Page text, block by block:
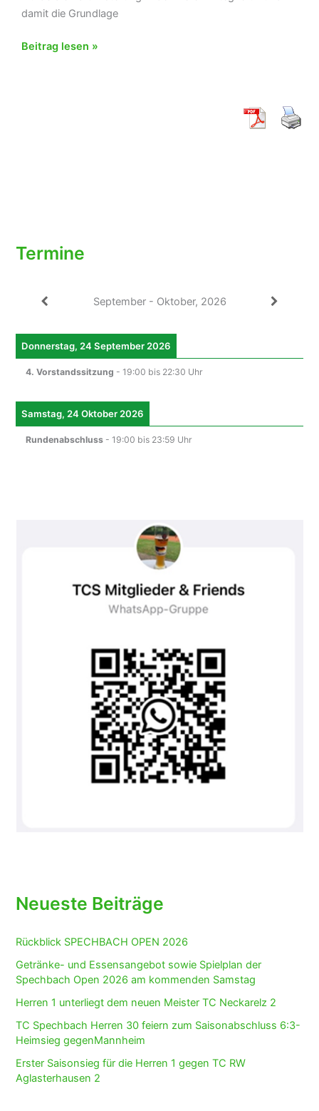
Termine
September - Oktober, 2026
Donnerstag, 24 September 2026
4. Vorstandssitzung - 19:00 bis 22:30 Uhr
Samstag, 24 Oktober 2026
Rundenabschluss - 19:00 bis 23:59 Uhr
Neueste Beiträge
Rückblick SPECHBACH OPEN 2026
Getränke- und Essensangebot sowie Spielplan der
Spechbach Open 2026 am kommenden Samstag
Herren 1 unterliegt dem neuen Meister TC Neckarelz 2
TC Spechbach Herren 30 feiern zum Saisonabschluss 6:3-
Heimsieg gegenMannheim
Erster Saisonsieg für die Herren 1 gegen TC RW
Aglasterhausen 2
damit die Grundlage
Neue
Beitrag lesen »